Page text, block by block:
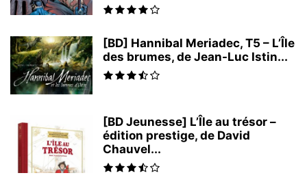
[BD] Hannibal Meriadec, T5 – L’Île
des brumes, de Jean-Luc Istin...
[BD Jeunesse] L’Île au trésor –
édition prestige, de David
Chauvel...